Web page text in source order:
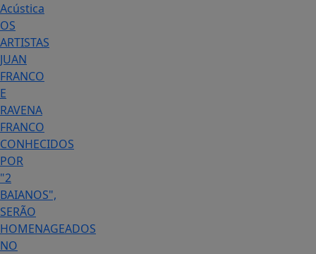
Acústica
OS
ARTISTAS
JUAN
FRANCO
E
RAVENA
FRANCO
CONHECIDOS
POR
"2
BAIANOS",
SERÃO
HOMENAGEADOS
NO